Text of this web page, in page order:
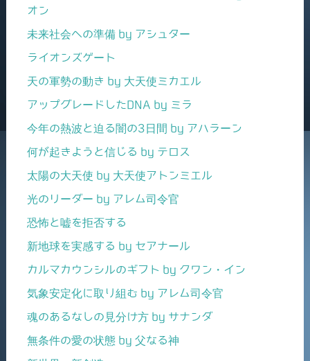
オン
未来社会への準備 by アシュター
ライオンズゲート
天の軍勢の動き by 大天使ミカエル
アップグレードしたDNA by ミラ
今年の熱波と迫る闇の3日間 by アハラーン
何が起きようと信じる by テロス
太陽の大天使 by 大天使アトンミエル
光のリーダー by アレム司令官
恐怖と嘘を拒否する
新地球を実感する by セアナール
カルマカウンシルのギフト by クワン・イン
気象安定化に取り組む by アレム司令官
魂のあるなしの見分け方 by サナンダ
無条件の愛の状態 by 父なる神